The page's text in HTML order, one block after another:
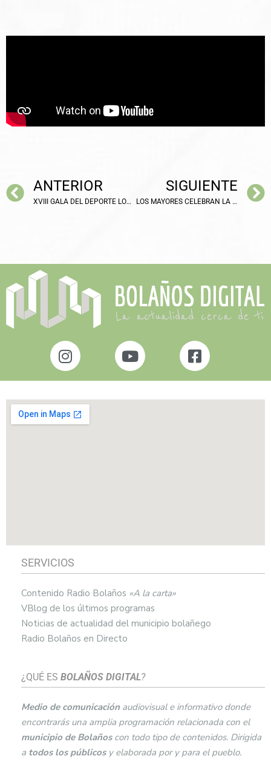
ANTERIOR
XVIII GALA DEL DEPORTE LOCAL TENDRÁ LUGAR EL PRÓXIMO JUEVES
SIGUIENTE
LOS MAYORES CELEBRAN LA TRADICIONAL MISA DE NAVIDAD
SERVICIOS
Contenido Radio Bolaños «A la carta»
VBlog de los últimos programas
Noticias de actualidad del municipio bolañego
Radio Bolaños en Directo
¿QUÉ ES BOLAÑOS DIGITAL?
Medio de comunicación audiovisual e informativo donde
encontrarás una amplia programación relacionada con el
municipio de Bolaños con todo tipo de contenidos. Dirigida
a todos los públicosy elaborada por y para el pueblo.